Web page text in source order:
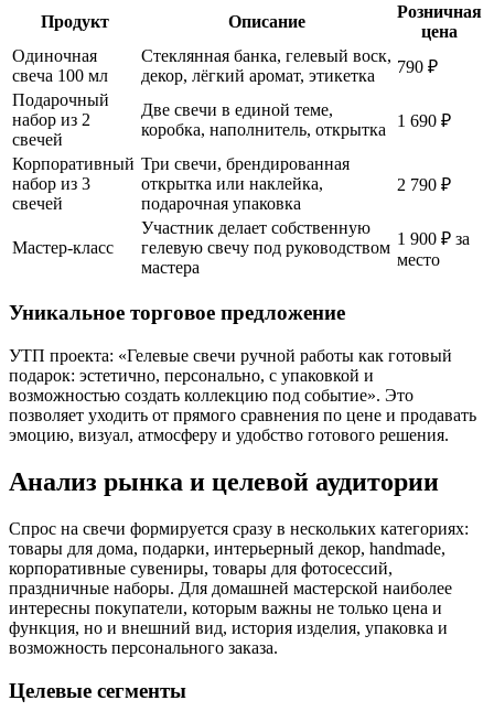
Продукт Описание
Розничная
цена
Одиночная
свеча 100 мл
Стеклянная банка, гелевый воск,
декор, лёгкий аромат, этикетка
790 ₽
Подарочный
набор из 2
свечей
Две свечи в единой теме,
коробка, наполнитель, открытка
1 690 ₽
Корпоративный
набор из 3
свечей
Три свечи, брендированная
открытка или наклейка,
подарочная упаковка
2 790 ₽
Мастер-класс
Участник делает собственную
гелевую свечу под руководством
мастера
1 900 ₽ за
место
Уникальное торговое предложение
УТП проекта: «Гелевые свечи ручной работы как готовый
подарок: эстетично, персонально, с упаковкой и
возможностью создать коллекцию под событие». Это
позволяет уходить от прямого сравнения по цене и продавать
эмоцию, визуал, атмосферу и удобство готового решения.
Анализ рынка и целевой аудитории
Спрос на свечи формируется сразу в нескольких категориях:
товары для дома, подарки, интерьерный декор, handmade,
корпоративные сувениры, товары для фотосессий,
праздничные наборы. Для домашней мастерской наиболее
интересны покупатели, которым важны не только цена и
функция, но и внешний вид, история изделия, упаковка и
возможность персонального заказа.
Целевые сегменты